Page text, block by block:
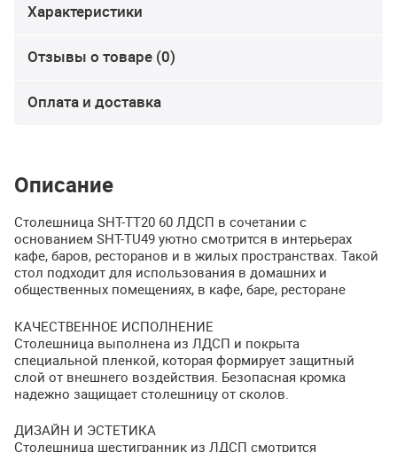
Характеристики
Отзывы о товаре (0)
Оплата и доставка
Описание
Столешница SHT-ТT20 60 ЛДСП в сочетании с
основанием SHT-TU49 уютно смотрится в интерьерах
кафе, баров, ресторанов и в жилых пространствах. Такой
стол подходит для использования в домашних и
общественных помещениях, в кафе, баре, ресторане
КАЧЕСТВЕННОЕ ИСПОЛНЕНИЕ
Столешница выполнена из ЛДСП и покрыта
специальной пленкой, которая формирует защитный
слой от внешнего воздействия. Безопасная кромка
надежно защищает столешницу от сколов.
ДИЗАЙН И ЭСТЕТИКА
Столешница шестигранник из ЛДСП смотрится